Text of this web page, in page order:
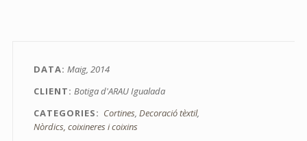
DATA Maig, 2014
CLIENT Botiga d'ARAU Igualada
CATEGORIES
Cortines Decoració tèxtil
Nòrdics, coixineres i coixins